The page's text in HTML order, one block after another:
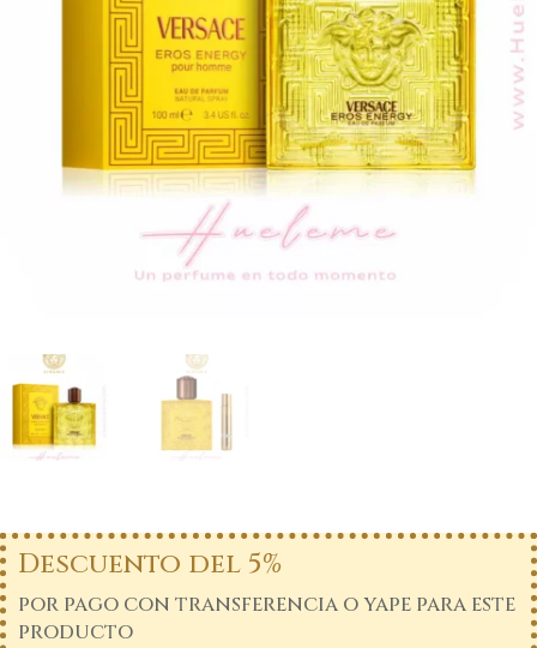
Descuento del 5%
por pago con transferencia o yape para este
producto